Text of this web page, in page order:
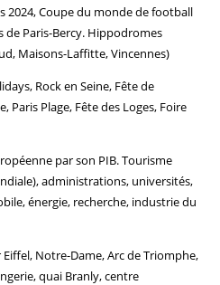
2024, Coupe du monde de football
de Paris-Bercy. Hippodromes
Maisons-Laffitte, Vincennes)
Rock en Seine, Fête de
Paris Plage, Fête des Loges, Foire
par son PIB. Tourisme
administrations, universités,
énergie, recherche, industrie du
Eiffel, Notre-Dame, Arc de Triomphe,
quai Branly, centre